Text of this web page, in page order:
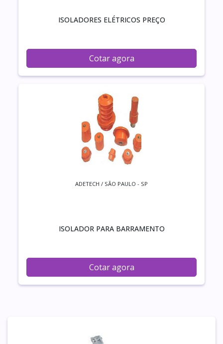
ISOLADORES ELÉTRICOS PREÇO
Cotar agora
ADETECH / SÃO PAULO - SP
ISOLADOR PARA BARRAMENTO
Cotar agora